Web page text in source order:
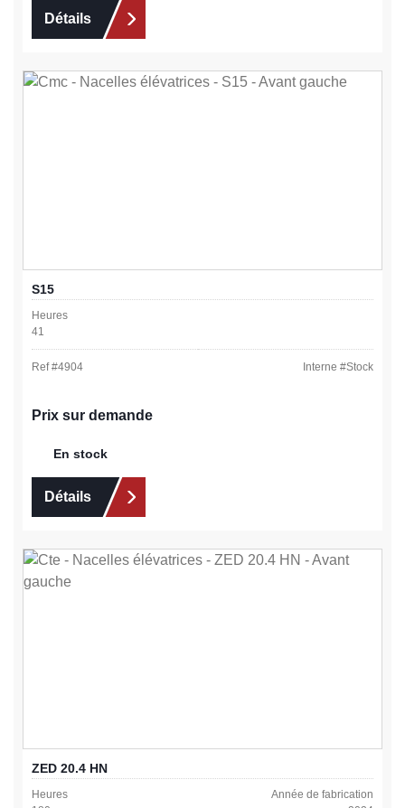
Détails
S15
Heures
41
Ref #4904 Interne #Stock
Prix sur demande
En stock
Détails
ZED 20.4 HN
Heures
Année de fabrication